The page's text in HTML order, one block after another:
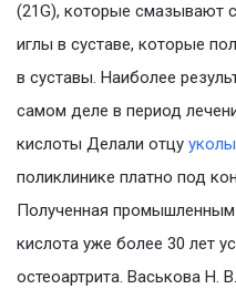
(21G), которые смазывают
иглы в суставе, которые
в суставы. Наиболее
самом деле в период
кислоты Делали отцу уколы
поликлинике платно под
Полученная
кислота уже более 30 лет
остеоартрита. Васькова Н.